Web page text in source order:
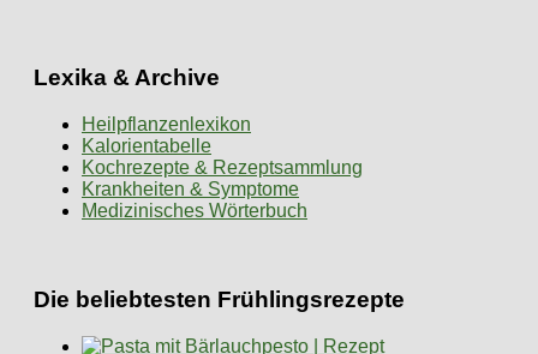
Lexika & Archive
Heilpflanzenlexikon
Kalorientabelle
Kochrezepte & Rezeptsammlung
Krankheiten & Symptome
Medizinisches Wörterbuch
Die beliebtesten Frühlingsrezepte